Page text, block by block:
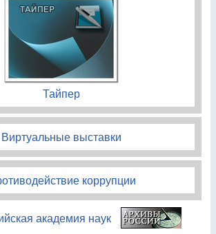
Тайпер
Виртуальные выставки
коррупции